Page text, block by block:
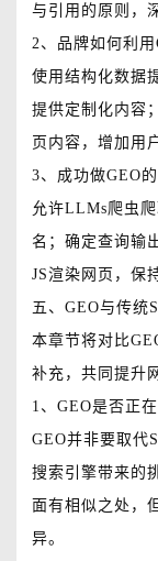
与引用的原则，
2、品牌如何利用
使用结构化数据
提供定制化内容
页内容，增加用
3、成功做GEO
允许LLMs爬虫
名；确定查询输
JS渲染网页，保
五、GEO与传统
本章节将对比
补充，共同提升
1、GEO是否正在
GEO并非要取代
搜索引擎带来的
面有相似之处，
异。